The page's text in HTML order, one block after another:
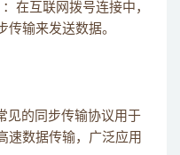
：在互联网拨号连接中，
传输来发送数据。
见的同步传输协议用于
速数据传输，广泛应用